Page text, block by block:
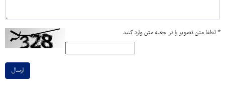
* لطفا متن تصویر را در جعبه متن وارد کنید
ارسال